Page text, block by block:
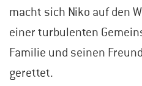
macht sich Niko auf den
einer turbulenten
Familie und seinen
gerettet.